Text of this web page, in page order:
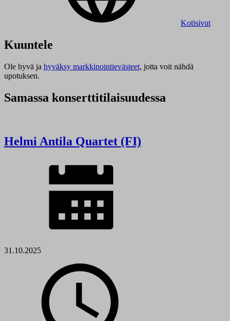
Kotisivut
Kuuntele
Ole hyvä ja hyväksy markkinointievästeet, jotta voit nähdä
upotuksen.
Samassa konserttitilaisuudessa
Helmi Antila Quartet (FI)
31.10.2025